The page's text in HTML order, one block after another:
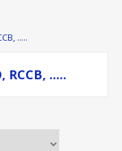
.....
RCCB, .....